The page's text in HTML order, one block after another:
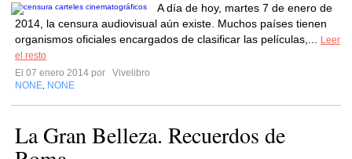
A día de hoy, martes 7 de enero de
2014, la censura audiovisual aún existe. Muchos países tienen
organismos oficiales encargados de clasificar las películas,...
Leer
el resto
El 07 enero 2014 por
Vivelibro
NONE NONE
La Gran Belleza. Recuerdos de